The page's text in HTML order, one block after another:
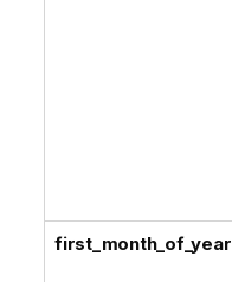
first_month_of_year